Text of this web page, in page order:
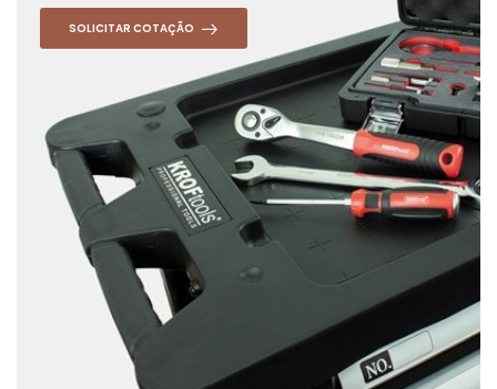
SOLICITAR COTAÇÃO